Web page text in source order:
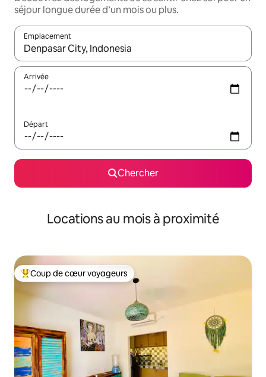
séjour longue durée d’un mois ou plus.
Emplacement
Quand les résultats sont affichés, parcourez-les en utilisant
Arrivée
Départ
Chercher
Locations au mois à proximité
Coup de cœur voyageurs parmi les plus aimés
Coup de cœur voyageurs